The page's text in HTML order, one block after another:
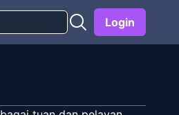
Login